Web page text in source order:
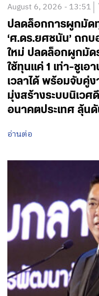
August 6, 2026 - 13:51
ปลดล็อกการผูกมัด
‘ศ.ดร.ยศชนัน’ ถก
ใหม่ ปลดล็อกผูกมัด
ใช้ทุนแค่ 1 เท่า-ชูเ
เวลาได้ พร้อมจับคู่ง
มุ่งสร้างระบบนิเวศ
อนาคตประเทศ ลุ้น
อ่านต่อ